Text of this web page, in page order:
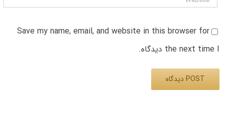
Save my name, email, and website in this browser for
the next time I دیدگاه.